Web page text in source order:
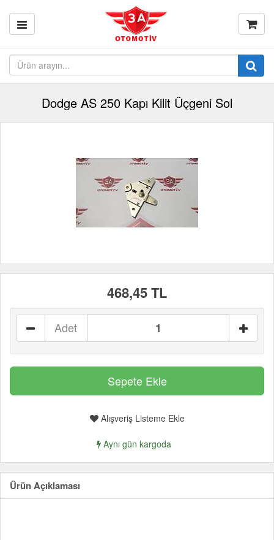
Dodge AS 250 Kapı Kilit Üçgeni Sol
468,45 TL
Adet
Alışveriş Listeme Ekle
Aynı gün kargoda
Ürün Açıklaması